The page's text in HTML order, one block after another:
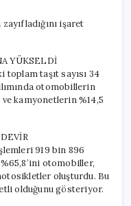
işaret
YÜKSELDİ
toplam taşıt sayısı 34
otomobillerin
kamyonetlerin %14,5
919 bin 896
otomobiller,
oluşturdu. Bu
olduğunu gösteriyor.